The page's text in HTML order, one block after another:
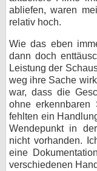
abliefen, waren
relativ hoch.
Wie das eben
dann doch
Leistung der
weg ihre Sache
war, dass die
ohne
fehlten ein
Wendepunkt in
nicht vorhanden.
eine
verschiedenen